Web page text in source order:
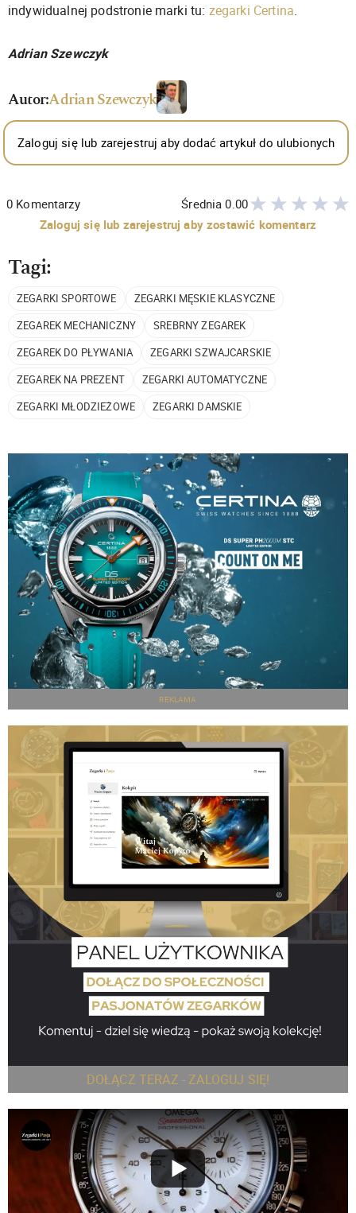
indywidualnej podstronie marki tu: zegarki Certina.
Adrian Szewczyk
Autor:Adrian Szewczyk
Zaloguj się lub zarejestruj aby dodać artykuł do ulubionych
0 Komentarzy Średnia0.00
Zaloguj się lub zarejestruj aby zostawić komentarz
Tagi:
ZEGARKI SPORTOWE
ZEGARKI MĘSKIE KLASYCZNE
ZEGAREK MECHANICZNY
SREBRNY ZEGAREK
ZEGAREK DO PŁYWANIA
ZEGARKI SZWAJCARSKIE
ZEGAREK NA PREZENT
ZEGARKI AUTOMATYCZNE
ZEGARKI MŁODZIEŻOWE
ZEGARKI DAMSKIE
REKLAMA
DOŁĄCZ TERAZ - ZALOGUJ SIĘ!